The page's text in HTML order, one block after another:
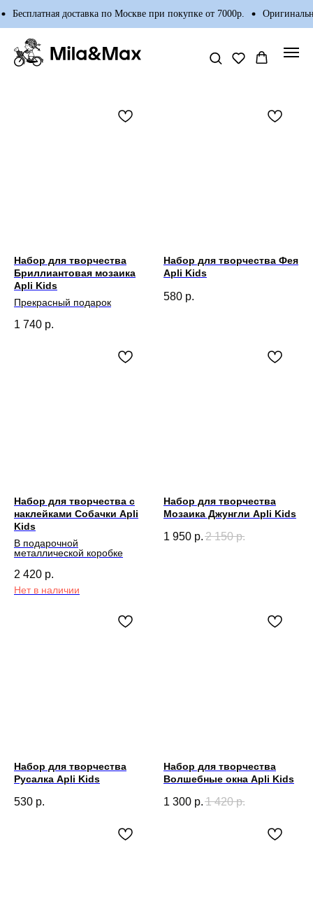
доставка по Москве при покупке от 7000р.
Набор для творчества
Бриллиантовая мозаика
Apli Kids
Прекрасный подарок
1 740 р.
Набор для творчества Фея
Apli Kids
580 р.
Набор для творчества с
наклейками Собачки Apli
Kids
В подарочной
металлической коробке
2 420 р.
Нет в наличии
Набор для творчества
Мозаика Джунгли Apli Kids
1 950 р. 2 150 р.
Набор для творчества
Русалка Apli Kids
530 р.
Набор для творчества
Волшебные окна Apli Kids
1 300 р. 1 420 р.